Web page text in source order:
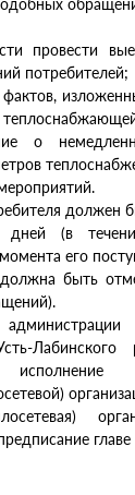
провести
потребителей;
о
должен
дней (в
его
быть
Лабинского
исполнение
главе